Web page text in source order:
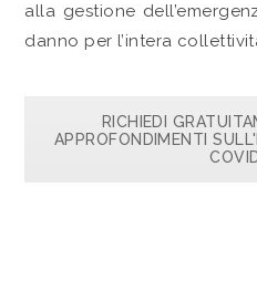
alla gestione
danno per l’intera
RICHIEDI
APPROFONDIMENTI